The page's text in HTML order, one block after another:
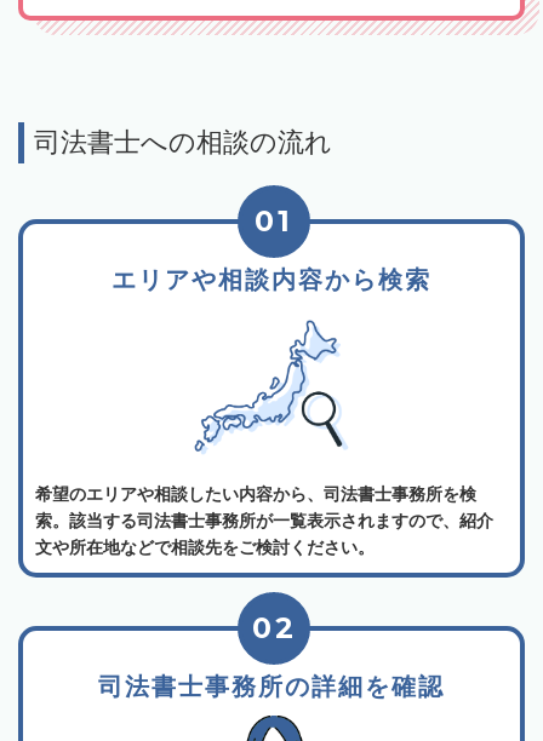
司法書士への相談の流れ
エリアや相談内容から検索
01
希望のエリアや相談したい内容から、司法書士事務所を検
索。該当する司法書士事務所が一覧表示されますので、紹介
文や所在地などで相談先をご検討ください。
司法書士事務所の詳細を確認
02